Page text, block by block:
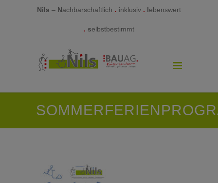
Nils – Nachbarschaftlich . inklusiv . lebenswert
. selbstbestimmt